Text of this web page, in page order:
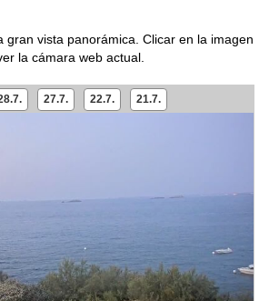
gran vista panorámica. Clicar en la imagen
la cámara web actual.
27.7. 22.7. 21.7.